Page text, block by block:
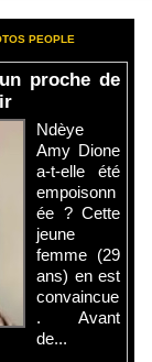
PEOPLE
proche de
Ndèye
Amy Dione
a-t-elle été
empoisonn
ée ? Cette
jeune
femme (29
ans) en est
convaincue
. Avant
de...